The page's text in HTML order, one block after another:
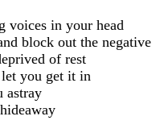
voices in your head
block out the negative
of rest
you get it in
astray